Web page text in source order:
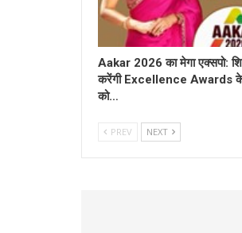
Aakar 2026 का मेगा एक्सपो:
करेंगी Excellence Awards
को…
PREV NEXT